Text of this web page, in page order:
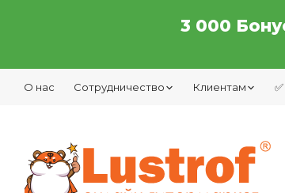
3 000
О нас Сотрудничество Клиентам